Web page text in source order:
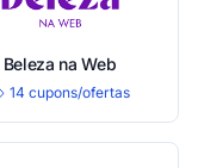
Beleza na Web
14 cupons/ofertas